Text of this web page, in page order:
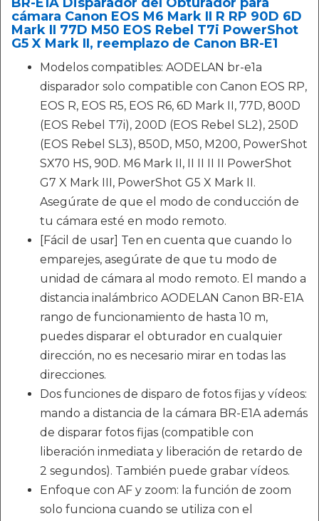
cámara Canon EOS M6 Mark II R RP 90D 6D
Mark II 77D M50 EOS Rebel T7i PowerShot
G5 X Mark II, reemplazo de Canon BR-E1
Modelos compatibles: AODELAN br-e1a
disparador solo compatible con Canon EOS RP,
EOS R, EOS R5, EOS R6, 6D Mark II, 77D, 800D
(EOS Rebel T7i), 200D (EOS Rebel SL2), 250D
(EOS Rebel SL3), 850D, M50, M200, PowerShot
SX70 HS, 90D. M6 Mark II, II II II II PowerShot
G7 X Mark III, PowerShot G5 X Mark II.
Asegúrate de que el modo de conducción de
tu cámara esté en modo remoto.
[Fácil de usar] Ten en cuenta que cuando lo
emparejes, asegúrate de que tu modo de
unidad de cámara al modo remoto. El mando a
distancia inalámbrico AODELAN Canon BR-E1A
rango de funcionamiento de hasta 10 m,
puedes disparar el obturador en cualquier
dirección, no es necesario mirar en todas las
direcciones.
Dos funciones de disparo de fotos fijas y vídeos:
mando a distancia de la cámara BR-E1A además
de disparar fotos fijas (compatible con
liberación inmediata y liberación de retardo de
2 segundos). También puede grabar vídeos.
Enfoque con AF y zoom: la función de zoom
solo funciona cuando se utiliza con el